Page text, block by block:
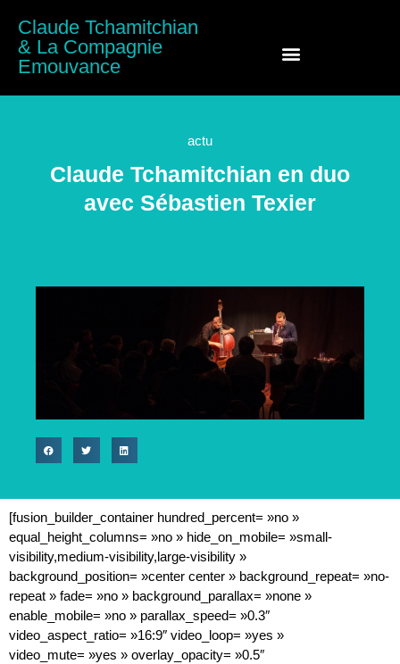
Claude Tchamitchian
& La Compagnie
Emouvance
actu
Claude Tchamitchian en duo
avec Sébastien Texier
[fusion_builder_container hundred_percent= »no »
equal_height_columns= »no » hide_on_mobile= »small-
visibility,medium-visibility,large-visibility »
background_position= »center center » background_repeat= »no-
repeat » fade= »no » background_parallax= »none »
enable_mobile= »no » parallax_speed= »0.3″
video_aspect_ratio= »16:9″ video_loop= »yes »
video_mute= »yes » overlay_opacity= »0.5″